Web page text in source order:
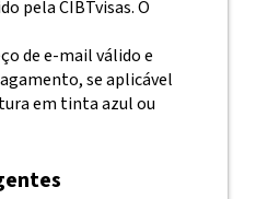
pelaCIBTvisas. O
de e-mail válido e
se aplicável
em tinta azul ou